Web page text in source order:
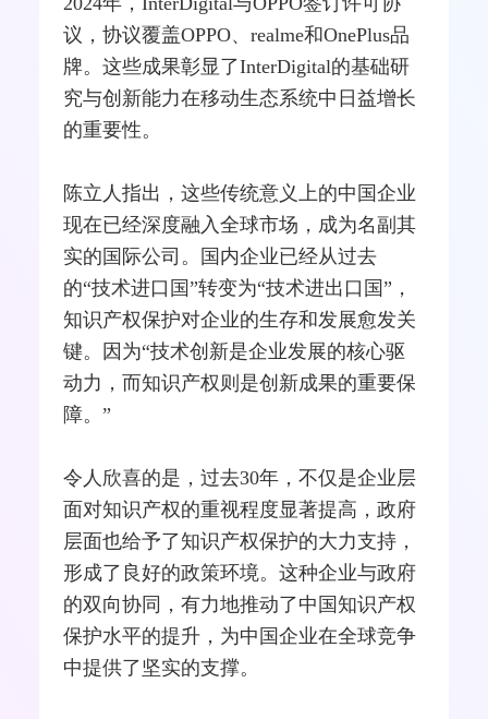
议，协议覆盖OPPO、realme和OnePlus品
牌。这些成果彰显了InterDigital的基础研
究与创新能力在移动生态系统中日益增长
的重要性。
陈立人指出，这些传统意义上的中国企业
现在已经深度融入全球市场，成为名副其
实的国际公司。国内企业已经从过去
的“技术进口国”转变为“技术进出口国”，
知识产权保护对企业的生存和发展愈发关
键。因为“技术创新是企业发展的核心驱
动力，而知识产权则是创新成果的重要保
障。”
令人欣喜的是，过去30年，不仅是企业层
面对知识产权的重视程度显著提高，政府
层面也给予了知识产权保护的大力支持，
形成了良好的政策环境。这种企业与政府
的双向协同，有力地推动了中国知识产权
保护水平的提升，为中国企业在全球竞争
中提供了坚实的支撑。